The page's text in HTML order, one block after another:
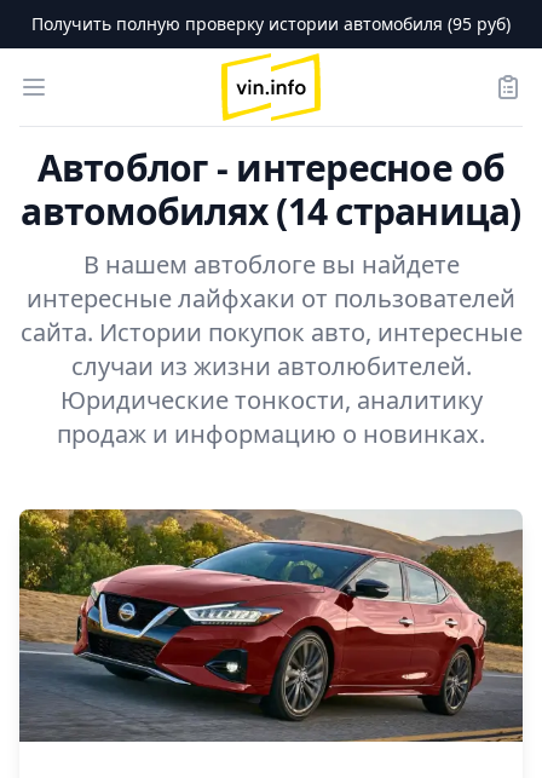
Получить полную проверку истории автомобиля (95 руб)
Open menu
logo
Автоблог - интересное об
автомобилях (14 страница)
В нашем автоблоге вы найдете
интересные лайфхаки от пользователей
сайта. Истории покупок авто, интересные
случаи из жизни автолюбителей.
Юридические тонкости, аналитику
продаж и информацию о новинках.